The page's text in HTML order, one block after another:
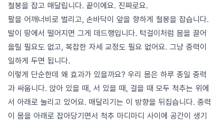
철봉을 잡고 매달립니다. 끝이에요. 진짜로요.
팔을 어깨너비로 벌리고, 손바닥이 앞을 향하게 철봉을 잡습니다.
발이 땅에서 떨어지면 그게 데드행입니다. 턱걸이처럼 몸을 끌어
올릴 필요도 없고, 복잡한 자세 교정도 필요 없어요. 그냥 중력이
일하게 두면 됩니다.
이렇게 단순한데 왜 효과가 있을까요? 우리 몸은 하루 종일 중력
과 싸웁니다. 앉아 있을 때, 서 있을 때, 걸을 때 모두 척추는 위에
서 아래로 눌리고 있어요. 매달리기는 이 방향을 뒤집습니다. 중력
이 몸을 아래로 잡아당기면서 척추 마디마디 사이에 공간이 생기